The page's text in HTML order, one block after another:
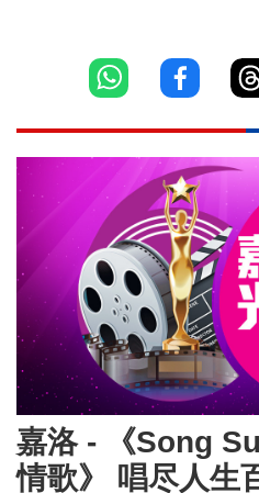
嘉洛 - 《Song
情歌》 唱尽人生